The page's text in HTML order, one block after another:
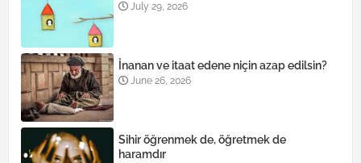
July 29, 2026
İnanan ve itaat edene niçin azap edilsin?
June 26, 2026
Sihir öğrenmek de, öğretmek de
haramdır